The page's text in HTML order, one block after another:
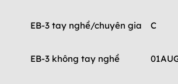
EB-3 tay nghề/chuyên gia C
EB-3 không tay nghề